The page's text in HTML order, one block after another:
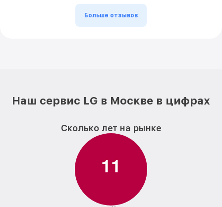
Больше отзывов
Наш сервис LG в Москве в цифрах
Сколько лет на рынке
11